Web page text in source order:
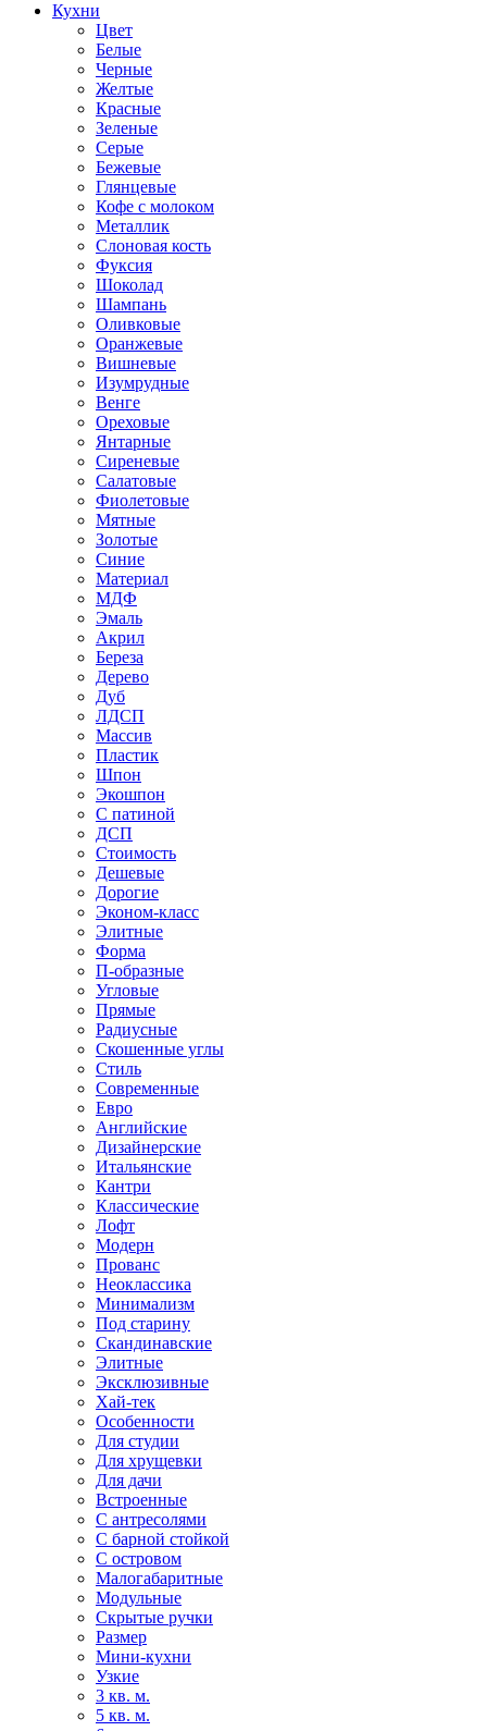
Кухни
Цвет
Белые
Черные
Желтые
Красные
Зеленые
Серые
Бежевые
Глянцевые
Кофе с молоком
Металлик
Слоновая кость
Фуксия
Шоколад
Шампань
Оливковые
Оранжевые
Вишневые
Изумрудные
Венге
Ореховые
Янтарные
Сиреневые
Салатовые
Фиолетовые
Мятные
Золотые
Синие
Материал
МДФ
Эмаль
Акрил
Береза
Дерево
Дуб
ЛДСП
Массив
Пластик
Шпон
Экошпон
С патиной
ДСП
Стоимость
Дешевые
Дорогие
Эконом-класс
Элитные
Форма
П-образные
Угловые
Прямые
Радиусные
Скошенные углы
Стиль
Современные
Евро
Английские
Дизайнерские
Итальянские
Кантри
Классические
Лофт
Модерн
Прованс
Неоклассика
Минимализм
Под старину
Скандинавские
Элитные
Эксклюзивные
Хай-тек
Особенности
Для студии
Для хрущевки
Для дачи
Встроенные
С антресолями
С барной стойкой
С островом
Малогабаритные
Модульные
Скрытые ручки
Размер
Мини-кухни
Узкие
3 кв. м.
5 кв. м.